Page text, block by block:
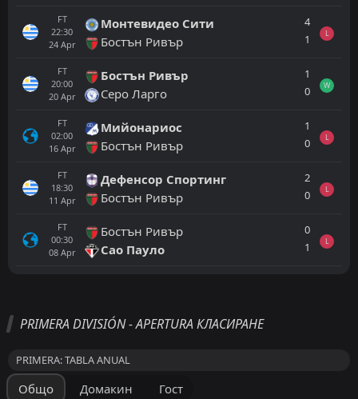
FT
22:30
24 Apr
Монтевидео Сити
Бостън Ривър
4
1
L
FT
20:00
20 Apr
Бостън Ривър
Серо Ларго
1
0
W
FT
02:00
16 Apr
Мийонариос
Бостън Ривър
1
0
L
FT
18:30
11 Apr
Дефенсор Спортинг
Бостън Ривър
2
0
L
FT
00:30
08 Apr
Бостън Ривър
Сао Пауло
0
1
L
Домакин
08Jun
Серо Ларго
PRIMERA DIVISIÓN - APERTURA КЛАСИРАНЕ
PRIMERA: TABLA ANUAL
Общо Домакин Гост